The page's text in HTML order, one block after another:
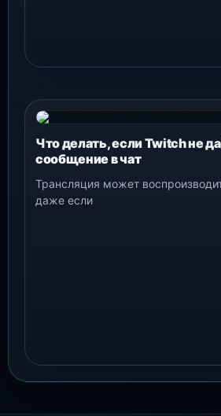
Что делать, если Twitch не
сообщение в чат
Трансляция может
даже если